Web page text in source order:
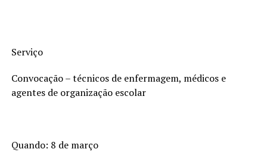
Serviço
Convocação – técnicos de enfermagem, médicos e
agentes de organização escolar
Quando: 8 de março